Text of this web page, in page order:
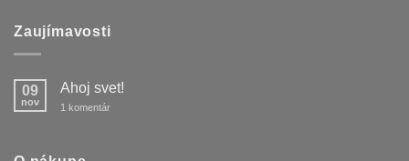
Zaujímavosti
09
nov
Ahoj svet!
1 komentárna